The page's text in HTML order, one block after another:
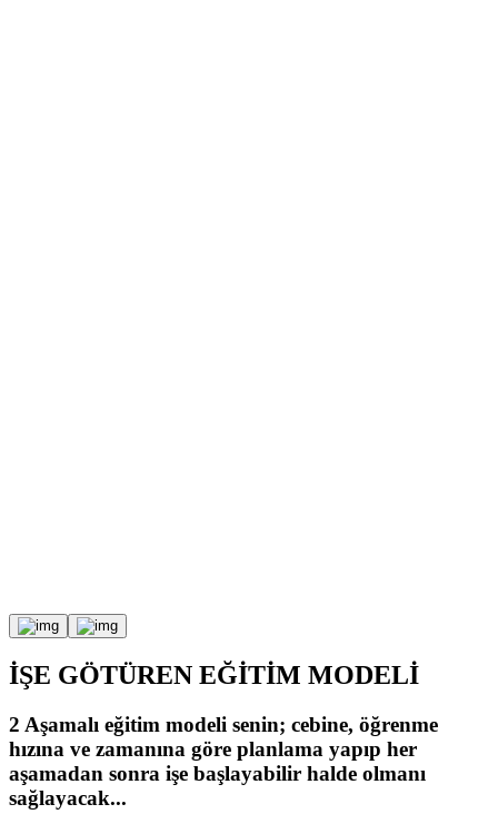
İŞE GÖTÜREN EĞİTİM MODELİ
2 Aşamalı eğitim modeli senin; cebine, öğrenme
hızına ve zamanına göre planlama yapıp her
aşamadan sonra işe başlayabilir halde olmanı
sağlayacak...